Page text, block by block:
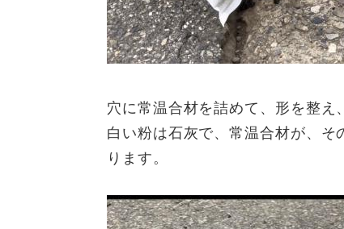
穴に常温合材を詰めて、形を整え
白い粉は石灰で、常温合材が、
ります。